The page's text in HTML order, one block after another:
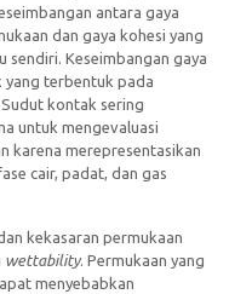
antara gaya
dan gaya kohesi yang
Keseimbangan gaya
terbentuk pada
kontak sering
untuk mengevaluasi
karena merepresentasikan
cair, padat, dan gas
kekasaran permukaan
wettability. Permukaan yang
menyebabkan